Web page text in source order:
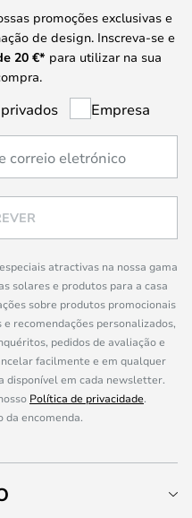
promoções exclusivas e
de design. Inscreva-se e
20 €* para utilizar na sua
Empresa
atractivas na nossa gama
solares e produtos para a casa
sobre produtos promocionais
recomendações personalizados,
pedidos de avaliação e
facilmente e em qualquer
disponível em cada newsletter.
Política de privacidade.
da encomenda.